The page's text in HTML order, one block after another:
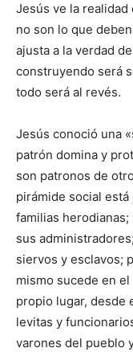
Jesús ve la realidad
no son lo que
ajusta a la verdad
construyendo será
todo será al revés.
Jesús conoció una
patrón domina y
son patronos de
pirámide social
familias
sus
siervos y esclavos;
mismo sucede en
propio lugar, desde
levitas y
varones del pueblo